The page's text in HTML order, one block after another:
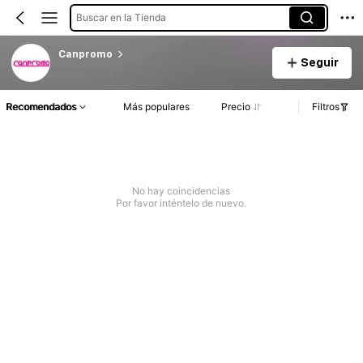
Buscar en la Tienda
Canpromo
Seguir
Recomendados Más populares Precio Filtros
No hay coincidencias
Por favor inténtelo de nuevo.